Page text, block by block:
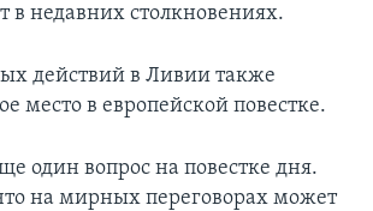
в недавних столкновениях.
действий в Ливии также
место в европейской повестке.
один вопрос на повестке дня.
на мирных переговорах может